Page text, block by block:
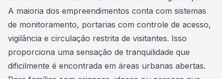
A maioria dos empreendimentos conta com sistemas
de monitoramento, portarias com controle de acesso,
vigilância e circulação restrita de visitantes. Isso
proporciona uma sensação de tranquilidade que
dificilmente é encontrada em áreas urbanas abertas.